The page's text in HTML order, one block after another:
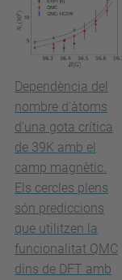
Dependència del
nombre d'àtoms
d'una gota crítica
de 39K amb el
camp magnètic.
Els cercles plens
són prediccions
que utilitzen la
funcionalitat QMC
dins de DFT amb